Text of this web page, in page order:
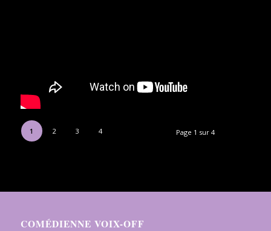
Page 1 sur 4
1 2 3 4
COMÉDIENNE VOIX-OFF